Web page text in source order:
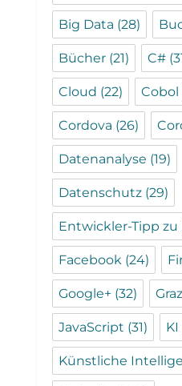
Big Data (28)
Bücher (21) C#
Cloud (22) Cobol
Cordova (26)
Datenanalyse (19)
Datenschutz (29)
Entwickler-Tipp zu
Facebook (24)
Google+ (32) Graz
JavaScript (31) KI
Künstliche